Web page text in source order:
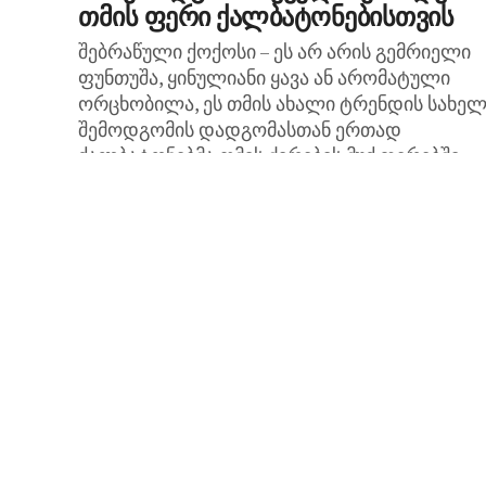
თმის ფერი ქალბატონებისთვის
შებრაწული ქოქოსი – ეს არ არის გემრიელი
ფუნთუშა, ყინულიანი ყავა ან არომატული
ორცხობილა, ეს თმის ახალი ტრენდის
შემოდგომის დადგომასთან ერთად
ქალბატონებმა თმის ძირების მუქ ფერებში...